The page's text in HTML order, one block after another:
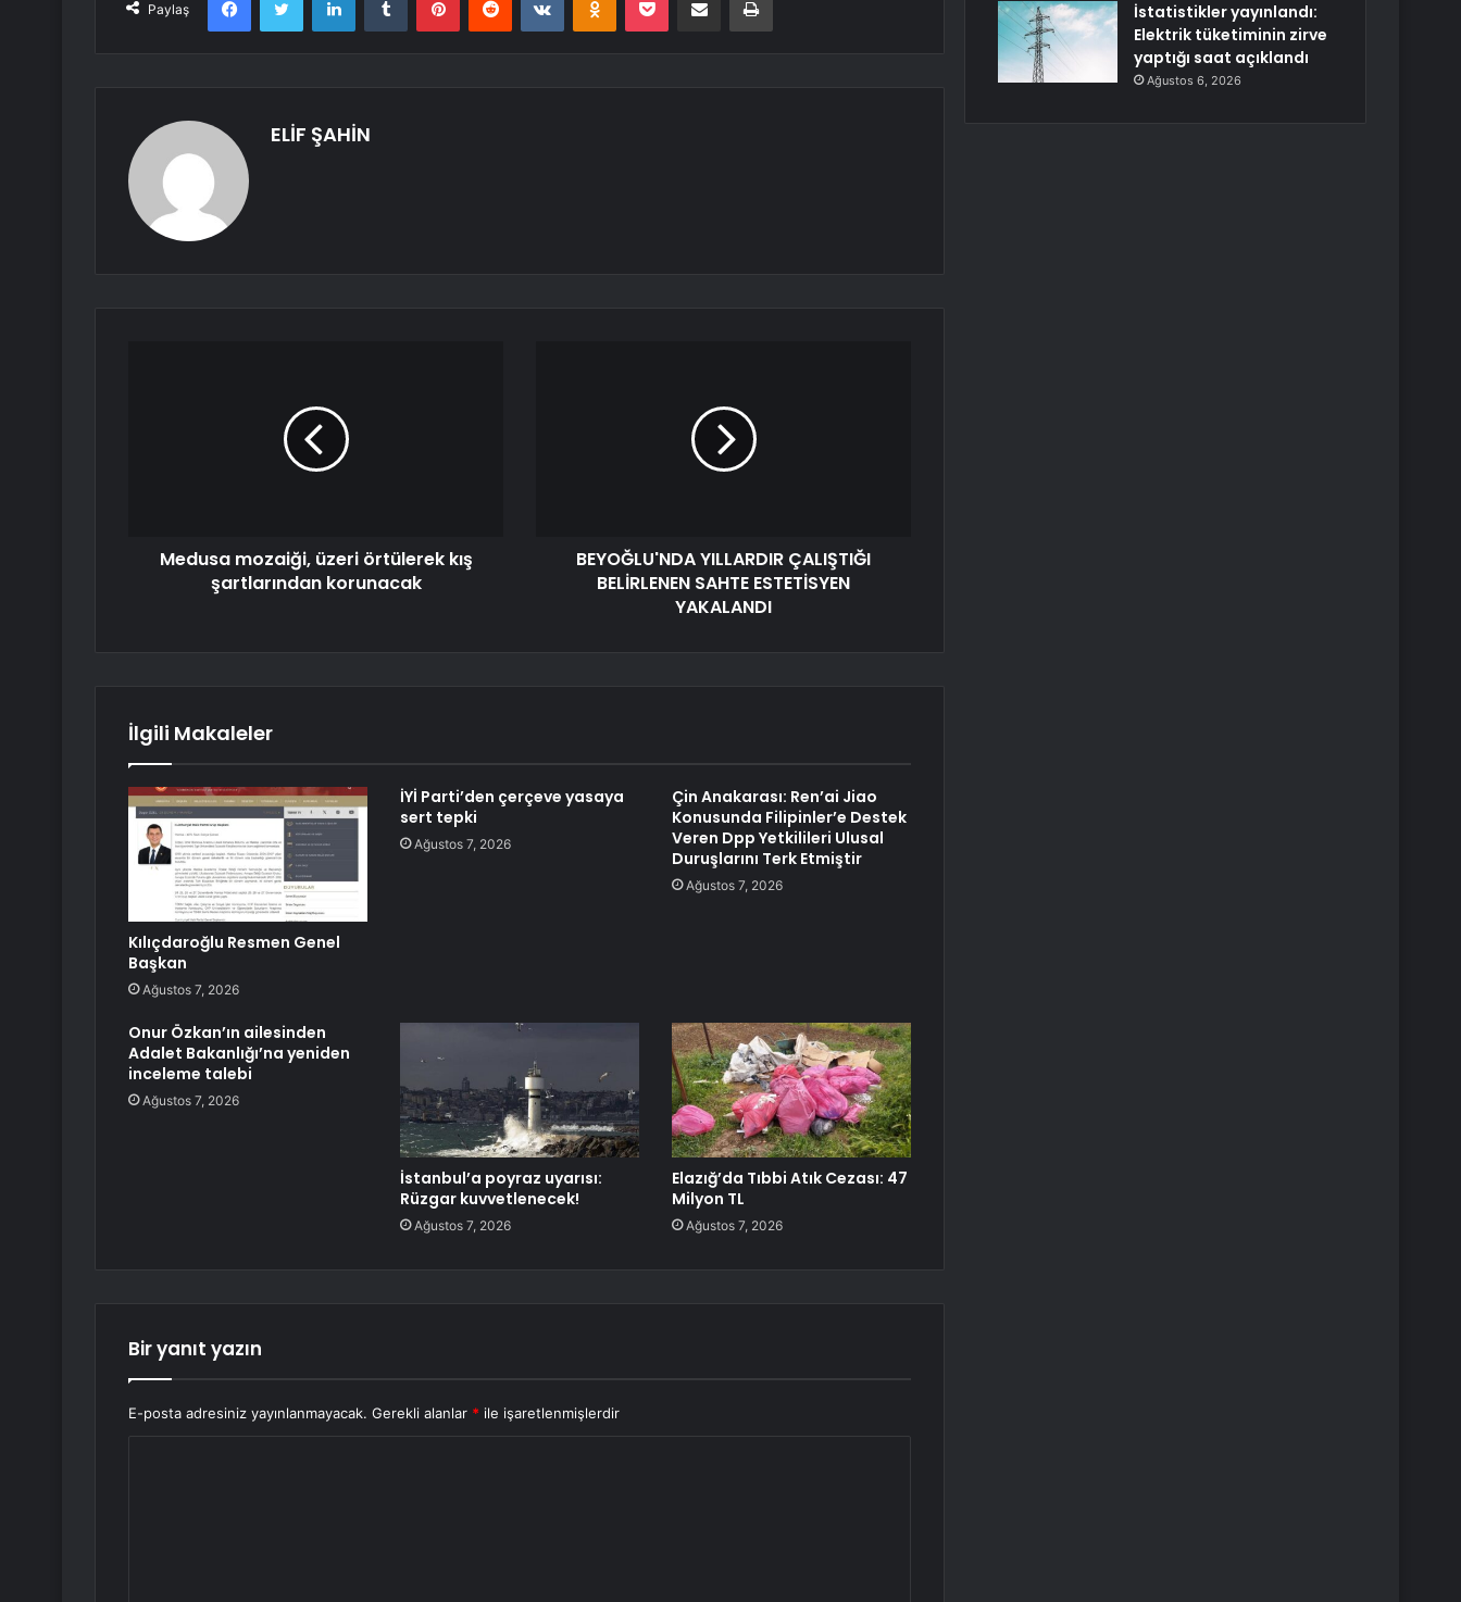
Paylaş
ELİF ŞAHİN
Medusa mozaiği, üzeri örtülerek kış
şartlarından korunacak
BEYOĞLU'NDA YILLARDIR ÇALIŞTIĞI
BELİRLENEN SAHTE ESTETİSYEN
YAKALANDI
İlgili Makaleler
Kılıçdaroğlu Resmen Genel
Başkan
Ağustos 7, 2026
İYİ Parti’den çerçeve yasaya
sert tepki
Ağustos 7, 2026
Çin Anakarası: Ren’ai Jiao
Konusunda Filipinler’e Destek
Veren Dpp Yetkilileri Ulusal
Duruşlarını Terk Etmiştir
Ağustos 7, 2026
Onur Özkan’ın ailesinden
Adalet Bakanlığı’na yeniden
inceleme talebi
Ağustos 7, 2026
İstanbul’a poyraz uyarısı:
Rüzgar kuvvetlenecek!
Ağustos 7, 2026
Elazığ’da Tıbbi Atık Cezası: 47
Milyon TL
Ağustos 7, 2026
Bir yanıt yazın
E-posta adresiniz yayınlanmayacak. Gerekli alanlar * ile işaretlenmişlerdir
İstatistikler yayınlandı:
Elektrik tüketiminin zirve
yaptığı saat açıklandı
Ağustos 6, 2026